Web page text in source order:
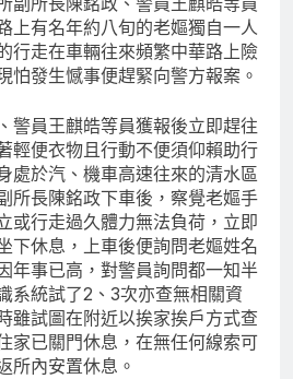
上有名年約八旬的老嫗獨自一人
行走在車輛往來頻繁中華路上險
怕發生憾事便趕緊向警方報案。
警員王麒皓等員獲報後立即趕往
輕便衣物且行動不便須仰賴助行
處於汽、機車高速往來的清水區
所長陳銘政下車後，察覺老嫗手
或行走過久體力無法負荷，立即
下休息，上車後便詢問老嫗姓名
年事已高，對警員詢問都一知半
系統試了2、3次亦查無相關資
雖試圖在附近以挨家挨戶方式查
家已關門休息，在無任何線索可
所內安置休息。